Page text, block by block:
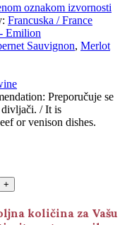
oznakom izvornosti
: Francuska / France
Emilion
Sauvignon, Merlot
: Preporučuje se
/ It is
or venison dishes.
količina za Vašu